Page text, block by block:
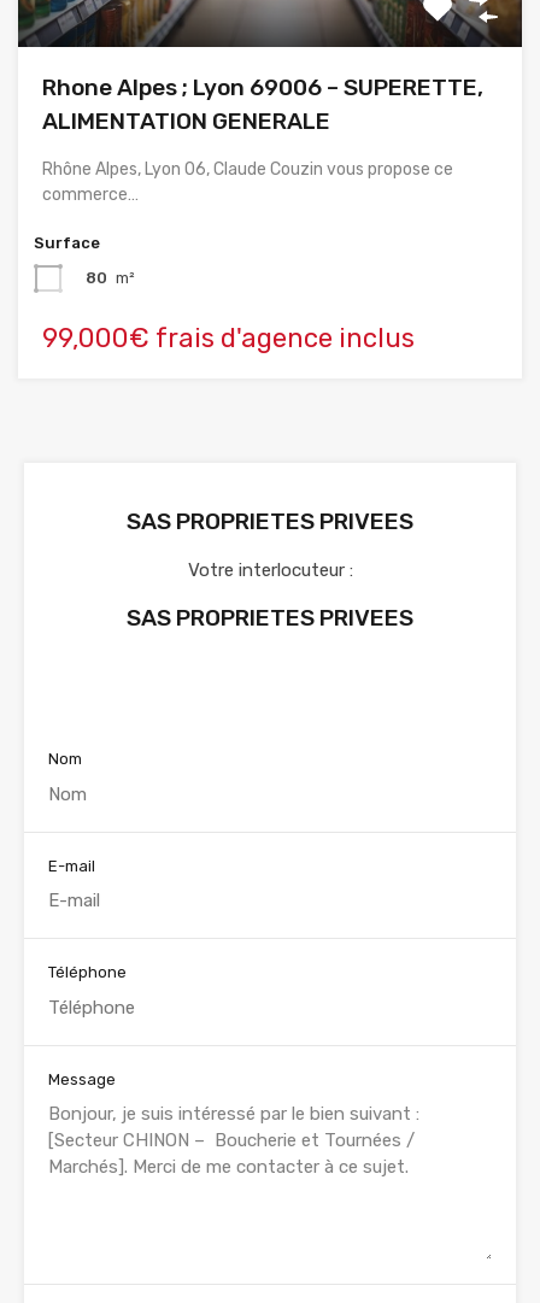
Rhone Alpes ; Lyon 69006 – SUPERETTE,
ALIMENTATION GENERALE
Rhône Alpes, Lyon 06, Claude Couzin vous propose ce
commerce…
Surface
80 m²
99,000€ frais d'agence inclus
SAS PROPRIETES PRIVEES
Votre interlocuteur :
SAS PROPRIETES PRIVEES
Nom
E-mail
Téléphone
Message